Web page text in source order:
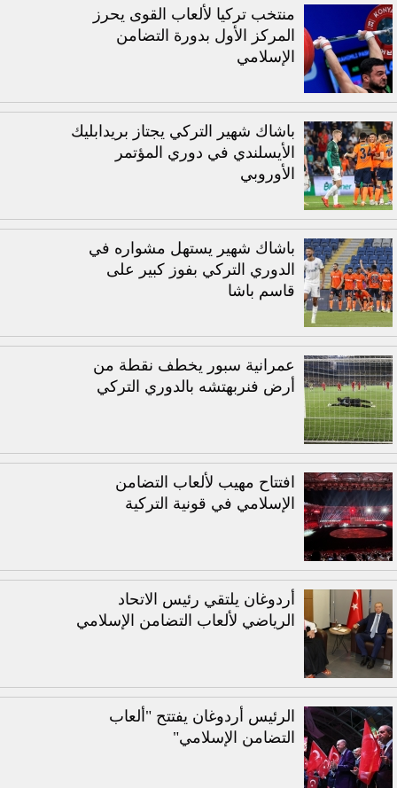
منتخب تركيا لألعاب القوى يحرز
المركز الأول بدورة التضامن
الإسلامي
باشاك شهير التركي يجتاز بريدابليك
الأيسلندي في دوري المؤتمر
الأوروبي
باشاك شهير يستهل مشواره في
الدوري التركي بفوز كبير على
قاسم باشا
عمرانية سبور يخطف نقطة من
أرض فنربهتشه بالدوري التركي
افتتاح مهيب لألعاب التضامن
الإسلامي في قونية التركية
أردوغان يلتقي رئيس الاتحاد
الرياضي لألعاب التضامن الإسلامي
الرئيس أردوغان يفتتح "ألعاب
التضامن الإسلامي"